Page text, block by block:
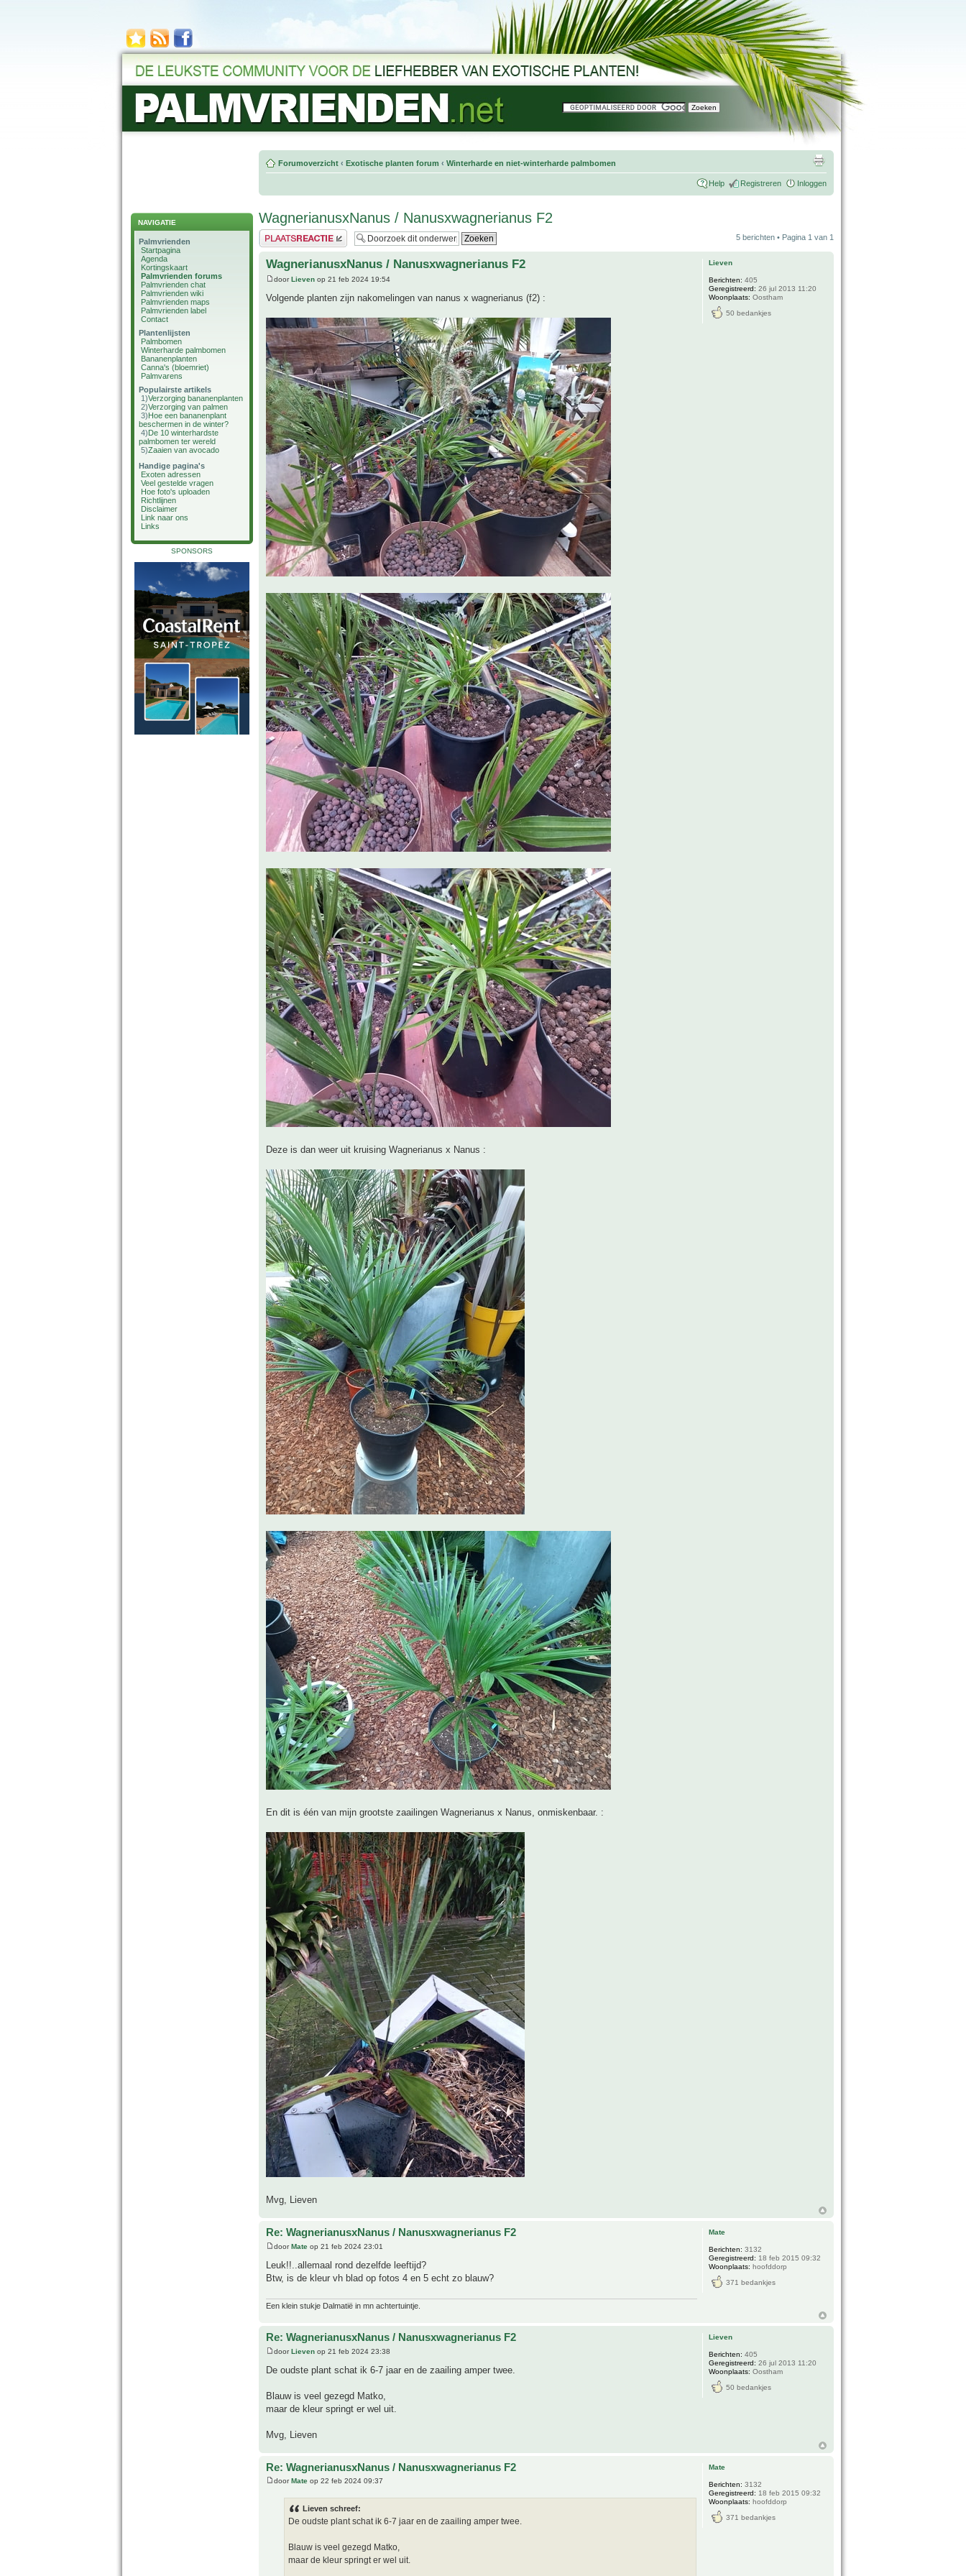
NAVIGATIE
Palmvrienden
Startpagina
Agenda
Kortingskaart
Palmvrienden forums
Palmvrienden chat
Palmvrienden wiki
Palmvrienden maps
Palmvrienden label
Contact
Plantenlijsten
Palmbomen
Winterharde palmbomen
Bananenplanten
Canna's (bloemriet)
Palmvarens
Populairste artikels
1)Verzorging bananenplanten
2)Verzorging van palmen
3)Hoe een bananenplant
beschermen in de winter?
4)De 10 winterhardste
palmbomen ter wereld
5)Zaaien van avocado
Handige pagina's
Exoten adressen
Veel gestelde vragen
Hoe foto's uploaden
Richtlijnen
Disclaimer
Link naar ons
Links
SPONSORS
Forumoverzicht ‹ Exotische planten forum ‹ Winterharde en niet-winterharde palmbomen
Help Registreren Inloggen
WagnerianusxNanus / Nanusxwagnerianus F2
Plaats een reactie 5 berichten • Pagina 1 van 1
WagnerianusxNanus / Nanusxwagnerianus F2
doorLieven op 21 feb 2024 19:54
Volgende planten zijn nakomelingen van nanus x wagnerianus (f2) :
Deze is dan weer uit kruising Wagnerianus x Nanus :
En dit is één van mijn grootste zaailingen Wagnerianus x Nanus, onmiskenbaar. :
Mvg, Lieven
Lieven
Berichten: 405
Geregistreerd: 26 jul 2013 11:20
Woonplaats: Oostham
50 bedankjes
Re: WagnerianusxNanus / Nanusxwagnerianus F2
doorMate op 21 feb 2024 23:01
Leuk!!..allemaal rond dezelfde leeftijd?
Btw, is de kleur vh blad op fotos 4 en 5 echt zo blauw?
Een klein stukje Dalmatië in mn achtertuintje.
Mate
Berichten: 3132
Geregistreerd: 18 feb 2015 09:32
Woonplaats: hoofddorp
371 bedankjes
Re: WagnerianusxNanus / Nanusxwagnerianus F2
doorLieven op 21 feb 2024 23:38
De oudste plant schat ik 6-7 jaar en de zaailing amper twee.
Blauw is veel gezegd Matko,
maar de kleur springt er wel uit.
Mvg, Lieven
Lieven
Berichten: 405
Geregistreerd: 26 jul 2013 11:20
Woonplaats: Oostham
50 bedankjes
Re: WagnerianusxNanus / Nanusxwagnerianus F2
doorMate op 22 feb 2024 09:37
Lieven schreef:
De oudste plant schat ik 6-7 jaar en de zaailing amper twee.
Blauw is veel gezegd Matko,
maar de kleur springt er wel uit.
Mate
Berichten: 3132
Geregistreerd: 18 feb 2015 09:32
Woonplaats: hoofddorp
371 bedankjes